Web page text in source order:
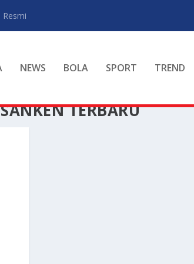
NEWS BOLA SPORT TREND
TERBARU